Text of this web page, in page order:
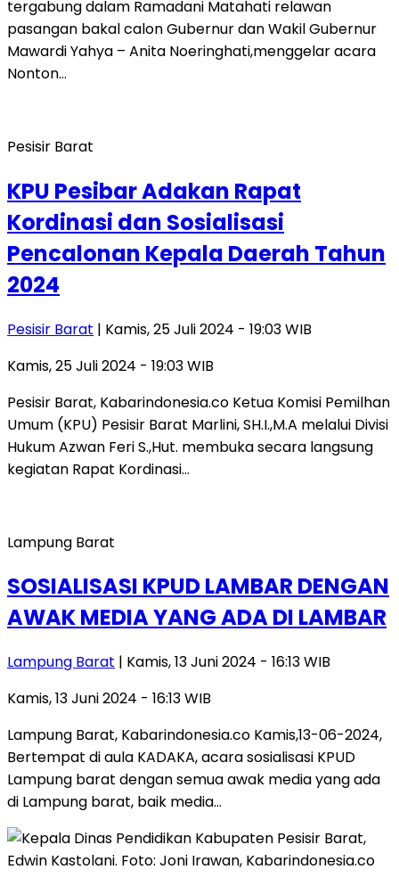
tergabung dalam Ramadani Matahati relawan
pasangan bakal calon Gubernur dan Wakil Gubernur
Mawardi Yahya – Anita Noeringhati,menggelar acara
Nonton…
Pesisir Barat
KPU Pesibar Adakan Rapat
Kordinasi dan Sosialisasi
Pencalonan Kepala Daerah Tahun
2024
Pesisir Barat | Kamis, 25 Juli 2024 - 19:03 WIB
Kamis, 25 Juli 2024 - 19:03 WIB
Pesisir Barat, Kabarindonesia.co Ketua Komisi Pemilhan
Umum (KPU) Pesisir Barat Marlini, SH.I.,M.A melalui Divisi
Hukum Azwan Feri S.,Hut. membuka secara langsung
kegiatan Rapat Kordinasi…
Lampung Barat
SOSIALISASI KPUD LAMBAR DENGAN
AWAK MEDIA YANG ADA DI LAMBAR
Lampung Barat | Kamis, 13 Juni 2024 - 16:13 WIB
Kamis, 13 Juni 2024 - 16:13 WIB
Lampung Barat, Kabarindonesia.co Kamis,13-06-2024,
Bertempat di aula KADAKA, acara sosialisasi KPUD
Lampung barat dengan semua awak media yang ada
di Lampung barat, baik media…